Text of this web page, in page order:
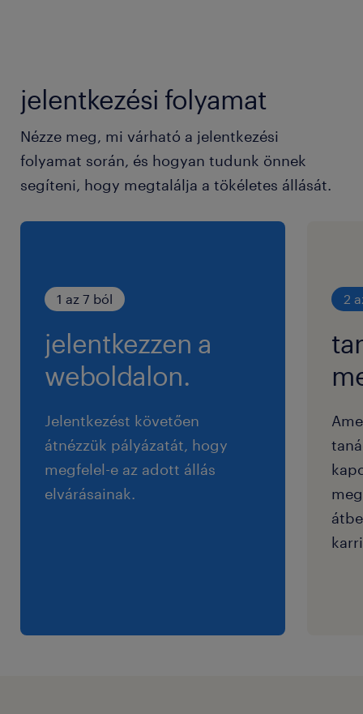
jelentkezési folyamat
Nézze meg, mi várható a jelentkezési
folyamat során, és hogyan tudunk önnek
segíteni, hogy megtalálja a tökéletes állását.
1 az 7 ból
jelentkezzen a
weboldalon.
Jelentkezést követően
átnézzük pályázatát, hogy
megfelel-e az adott állás
elvárásainak.
2